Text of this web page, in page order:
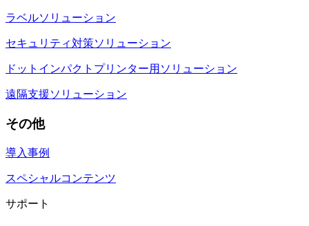
ラベルソリューション
セキュリティ対策ソリューション
ドットインパクトプリンター用ソリューション
遠隔支援ソリューション
その他
導入事例
スペシャルコンテンツ
サポート